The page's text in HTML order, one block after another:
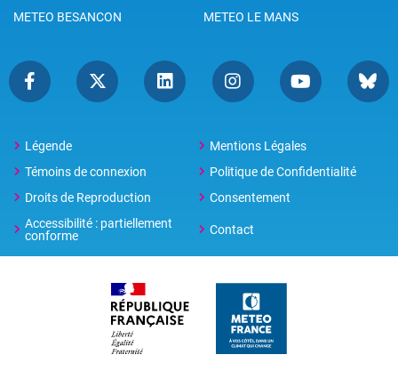
METEO BESANCON
METEO LE MANS
Légende
Mentions Légales
Témoins de connexion
Politique de Confidentialité
Droits de Reproduction
Consentement
Accessibilité : partiellement
conforme
Contact